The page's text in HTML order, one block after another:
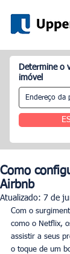
Determine o
imóvel
Como
Airbnb
Atualizado: 7 de
Com o
como o Netflix,
assistir a seus
o toque de um